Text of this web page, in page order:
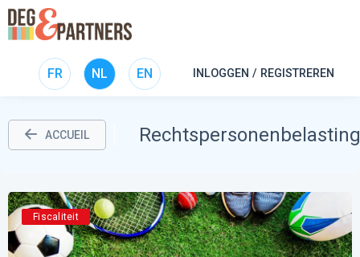
FR NL EN INLOGGEN / REGISTREREN
ACCUEIL Rechtspersonenbelasting
Fiscaliteit